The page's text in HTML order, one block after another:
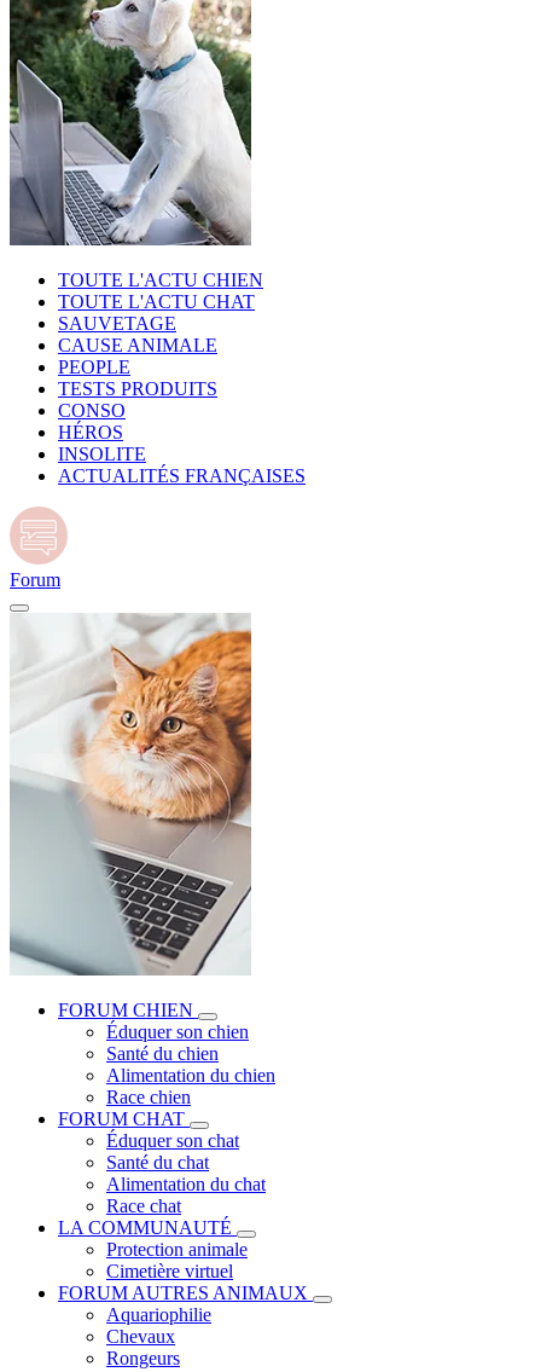
TOUTE L'ACTU CHIEN
TOUTE L'ACTU CHAT
SAUVETAGE
CAUSE ANIMALE
PEOPLE
TESTS PRODUITS
CONSO
HÉROS
INSOLITE
ACTUALITÉS FRANÇAISES
Forum
FORUM CHIEN
Éduquer son chien
Santé du chien
Alimentation du chien
Race chien
FORUM CHAT
Éduquer son chat
Santé du chat
Alimentation du chat
Race chat
LA COMMUNAUTÉ
Protection animale
Cimetière virtuel
FORUM AUTRES ANIMAUX
Aquariophilie
Chevaux
Rongeurs